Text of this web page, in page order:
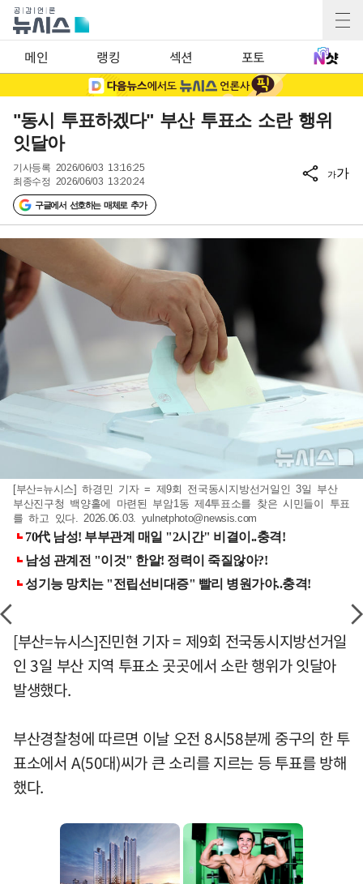
메인 랭킹 섹션 포토
"동시 투표하겠다" 부산 투표소 소란 행위
잇달아
기사등록 2026/06/03 13:16:25
최종수정 2026/06/03 13:20:24
구글에서 선호하는 매체로 추가
가가
[부산=뉴시스] 하경민 기자 = 제9회 전국동시지방선거일인 3일 부산
부산진구청 백양홀에 마련된 부암1동 제4투표소를 찾은 시민들이 투표
를 하고 있다. 2026.06.03. yulnetphoto@newsis.com
[부산=뉴시스]진민현 기자 = 제9회 전국동시지방선거일
인 3일 부산 지역 투표소 곳곳에서 소란 행위가 잇달아
발생했다.
부산경찰청에 따르면 이날 오전 8시58분께 중구의 한 투
표소에서 A(50대)씨가 큰 소리를 지르는 등 투표를 방해
했다.